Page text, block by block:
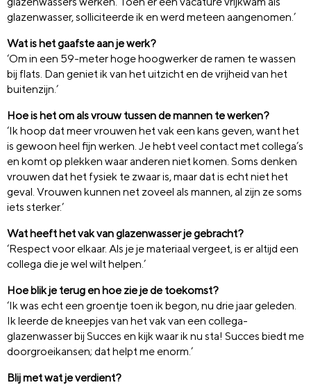
glazenwasser, solliciteerde ik en werd meteen aangenomen.’
Wat is het gaafste aan je werk?
‘Om in een 59-meter hoge hoogwerker de ramen te wassen
bij flats. Dan geniet ik van het uitzicht en de vrijheid van het
buitenzijn.’
Hoe is het om als vrouw tussen de mannen te werken?
‘Ik hoop dat meer vrouwen het vak een kans geven, want het
is gewoon heel fijn werken. Je hebt veel contact met collega’s
en komt op plekken waar anderen niet komen. Soms denken
vrouwen dat het fysiek te zwaar is, maar dat is echt niet het
geval. Vrouwen kunnen net zoveel als mannen, al zijn ze soms
iets sterker.’
Wat heeft het vak van glazenwasser je gebracht?
‘Respect voor elkaar. Als je je materiaal vergeet, is er altijd een
collega die je wel wilt helpen.’
Hoe blik je terug en hoe zie je de toekomst?
‘Ik was echt een groentje toen ik begon, nu drie jaar geleden.
Ik leerde de kneepjes van het vak van een collega-
glazenwasser bij Succes en kijk waar ik nu sta! Succes biedt me
doorgroeikansen; dat helpt me enorm.’
Blij met wat je verdient?